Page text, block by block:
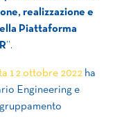
realizzazione e
Piattaforma
”.
12 ottobre 2022 ha
Engineering e